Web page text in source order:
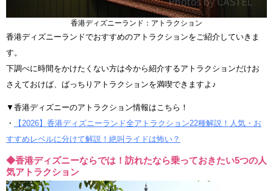
香港ディズニーランド：アトラクション
香港ディズニーランドでおすすめのアトラクションをご紹介していきま
す。
下調べに時間をかけたくない方は今から紹介するアトラクションだけお
さえておけば、ばっちりアトラクションを満喫できますよ♪
▼香港ディズニーのアトラクション情報はこちら！
・
【2026】香港ディズニーランド全アトラクション22種解説！人気・お
すすめレベルに分けて解説！絶叫ライドは怖い？
◆香港ディズニーならでは！訪れたなら乗っておきたい5つの人
気アトラクション